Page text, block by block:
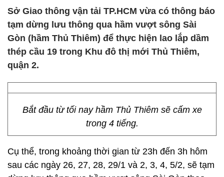
Sở Giao thông vận tải TP.HCM vừa có thông báo
tạm dừng lưu thông qua hầm vượt sông Sài
Gòn (hầm Thủ Thiêm) để thực hiện lao lắp dầm
thép cầu 19 trong Khu đô thị mới Thủ Thiêm,
quận 2.
Bắt đầu từ tối nay hầm Thủ Thiêm sẽ cấm xe
trong 4 tiếng.
Cụ thể, trong khoảng thời gian từ 23h đến 3h hôm
sau các ngày 26, 27, 28, 29/1 và 2, 3, 4, 5/2, sẽ tạm